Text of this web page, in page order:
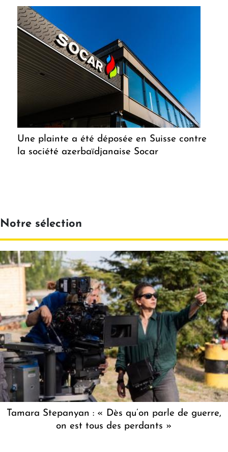
Une plainte a été déposée en Suisse contre
la société azerbaïdjanaise Socar
Notre sélection
Tamara Stepanyan : « Dès qu’on parle de guerre,
on est tous des perdants »